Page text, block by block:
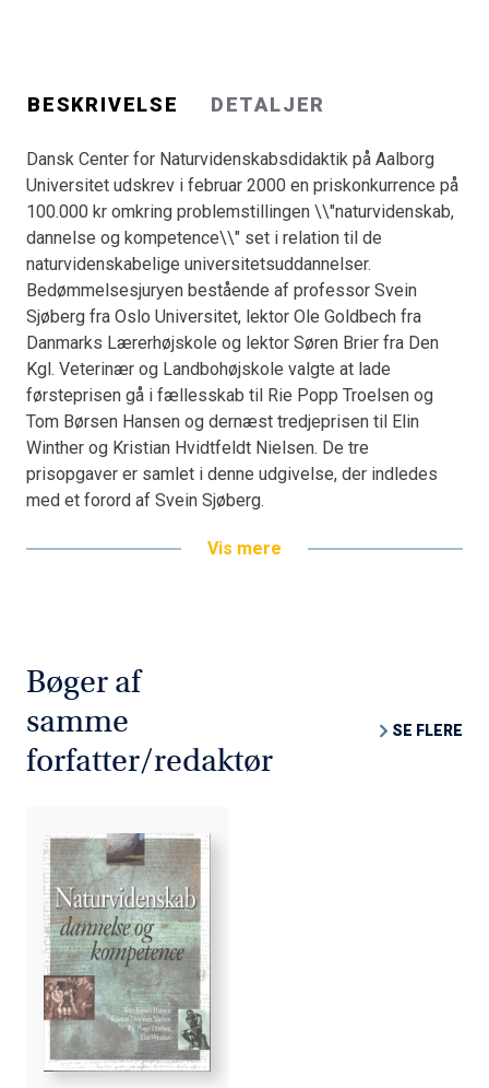
BESKRIVELSE DETALJER
Dansk Center for Naturvidenskabsdidaktik på Aalborg
Universitet udskrev i februar 2000 en priskonkurrence på
100.000 kr omkring problemstillingen \\"naturvidenskab,
dannelse og kompetence\\" set i relation til de
naturvidenskabelige universitetsuddannelser.
Bedømmelsesjuryen bestående af professor Svein
Sjøberg fra Oslo Universitet, lektor Ole Goldbech fra
Danmarks Lærerhøjskole og lektor Søren Brier fra Den
Kgl. Veterinær og Landbohøjskole valgte at lade
førsteprisen gå i fællesskab til Rie Popp Troelsen og
Tom Børsen Hansen og dernæst tredjeprisen til Elin
Winther og Kristian Hvidtfeldt Nielsen. De tre
prisopgaver er samlet i denne udgivelse, der indledes
med et forord af Svein Sjøberg.
Vis mere
Bøger af
samme
forfatter/redaktør
SE FLERE